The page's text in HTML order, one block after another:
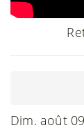
Dim. août